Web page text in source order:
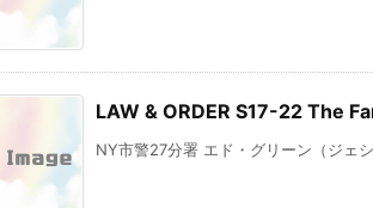
LAW & ORDER S17-22 The
NY市警27分署 エド・グリーン（ジェ